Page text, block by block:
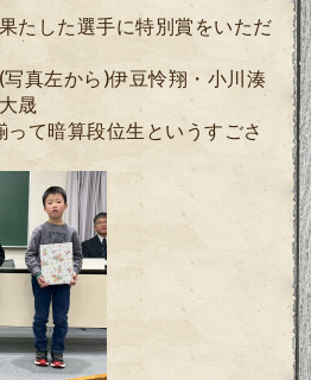
たした選手に特別賞をいただ
(写真左から )伊豆怜翔・小川湊
晟
て暗算段位生というすごさ